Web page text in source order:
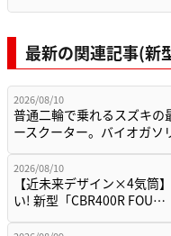
最新の関連記事(新
2026/08/10
普通二輪で乗れるスズキの
ースクーター。バイオガ
2026/08/10
【近未来デザイン×4気筒
い! 新型「CBR400R FOU…